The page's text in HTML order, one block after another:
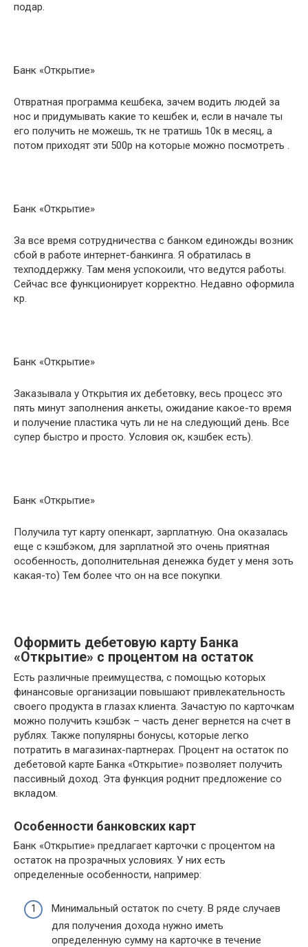
подар.
Банк «Открытие»
Отвратная программа кешбека, зачем водить людей за
нос и придумывать какие то кешбек и, если в начале ты
его получить не можешь, тк не тратишь 10к в месяц, а
потом приходят эти 500р на которые можно посмотреть .
Банк «Открытие»
За все время сотрудничества с банком единожды возник
сбой в работе интернет-банкинга. Я обратилась в
техподдержку. Там меня успокоили, что ведутся работы.
Сейчас все функционирует корректно. Недавно оформила
кр.
Банк «Открытие»
Заказывала у Открытия их дебетовку, весь процесс это
пять минут заполнения анкеты, ожидание какое-то время
и получение пластика чуть ли не на следующий день. Все
супер быстро и просто. Условия ок, кэшбек есть).
Банк «Открытие»
Получила тут карту опенкарт, зарплатную. Она оказалась
еще с кэшбэком, для зарплатной это очень приятная
особенность, дополнительная денежка будет у меня зоть
какая-то) Тем более что он на все покупки.
Оформить дебетовую карту Банка
«Открытие» с процентом на остаток
Есть различные преимущества, с помощью которых
финансовые организации повышают привлекательность
своего продукта в глазах клиента. Зачастую по карточкам
можно получить кэшбэк – часть денег вернется на счет в
рублях. Также популярны бонусы, которые легко
потратить в магазинах-партнерах. Процент на остаток по
дебетовой карте Банка «Открытие» позволяет получить
пассивный доход. Эта функция роднит предложение со
вкладом.
Особенности банковских карт
Банк «Открытие» предлагает карточки с процентом на
остаток на прозрачных условиях. У них есть
определенные особенности, например:
Минимальный остаток по счету. В ряде случаев
для получения дохода нужно иметь
определенную сумму на карточке в течение